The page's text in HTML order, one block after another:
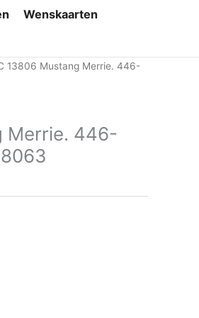
Wenskaarten
13806 Mustang Merrie. 446-
Merrie. 446-